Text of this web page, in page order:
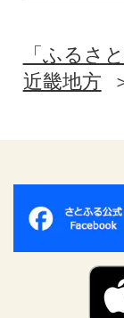
「ふるさ
近畿地方